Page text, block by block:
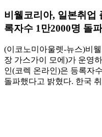
비웰코리아, 일본취업
록자수 1만2000명 돌파
(이코노미아울렛-뉴스)비
장 가스가이 모에)가 운영
인(코렉 온라인)은 등록자
돌파했다고 밝혔다. 한국